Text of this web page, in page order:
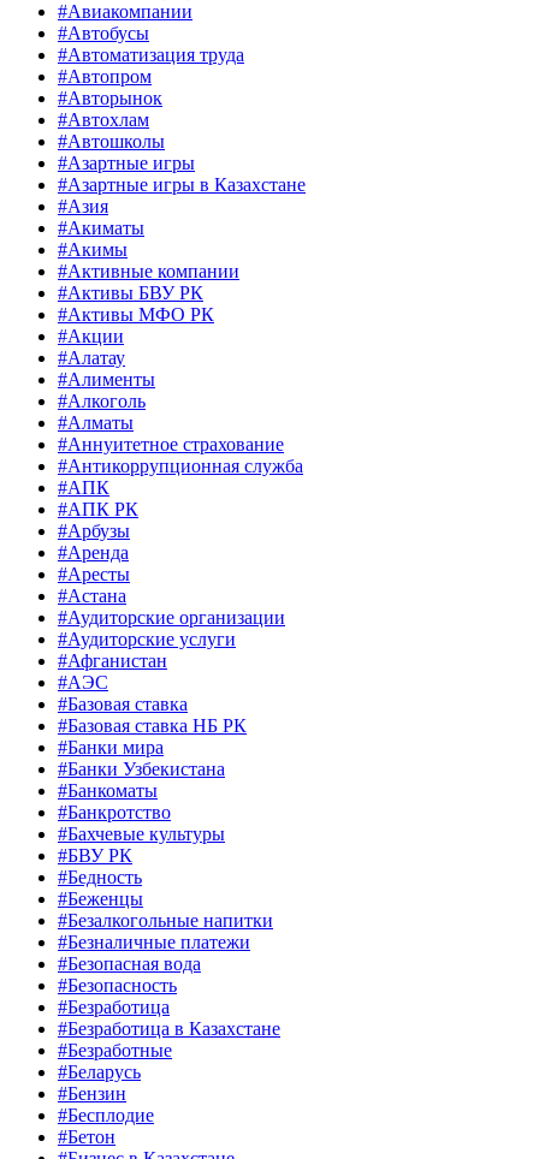
#Авиакомпании
#Автобусы
#Автоматизация труда
#Автопром
#Авторынок
#Автохлам
#Автошколы
#Азартные игры
#Азартные игры в Казахстане
#Азия
#Акиматы
#Акимы
#Активные компании
#Активы БВУ РК
#Активы МФО РК
#Акции
#Алатау
#Алименты
#Алкоголь
#Алматы
#Аннуитетное страхование
#Антикоррупционная служба
#АПК
#АПК РК
#Арбузы
#Аренда
#Аресты
#Астана
#Аудиторские организации
#Аудиторские услуги
#Афганистан
#АЭС
#Базовая ставка
#Базовая ставка НБ РК
#Банки мира
#Банки Узбекистана
#Банкоматы
#Банкротство
#Бахчевые культуры
#БВУ РК
#Бедность
#Беженцы
#Безалкогольные напитки
#Безналичные платежи
#Безопасная вода
#Безопасность
#Безработица
#Безработица в Казахстане
#Безработные
#Беларусь
#Бензин
#Бесплодие
#Бетон